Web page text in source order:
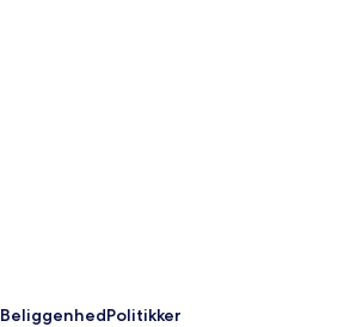
BeliggenhedPolitikker